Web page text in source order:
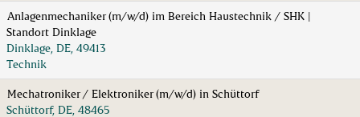
Anlagenmechaniker (m/w/d) im Bereich Haustechnik / SHK |
Standort Dinklage
Dinklage, DE, 49413
Technik
Mechatroniker / Elektroniker (m/w/d) in Schüttorf
Schüttorf, DE, 48465